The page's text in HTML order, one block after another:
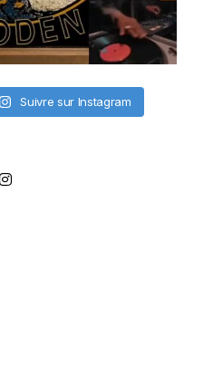
Suivre sur Instagram